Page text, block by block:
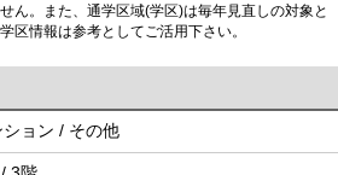
ん。また、通学区域(学区)は毎年見直しの対象と
区情報は参考としてご活用下さい。
ション / その他